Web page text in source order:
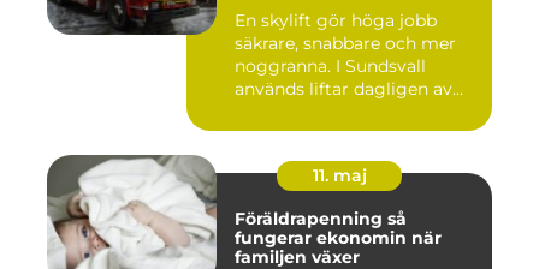
En skylift gör höga jobb
säkrare, snabbare och mer
noggranna. I Sundsvall
används liftar dagligen av...
11. maj
Föräldrapenning så
fungerar ekonomin när
familjen växer